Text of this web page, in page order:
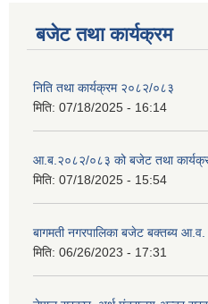
बजेट तथा कार्यक्रम
निति तथा कार्यक्रम २०८२/०८३
मिति: 07/18/2025 - 16:14
आ.ब.२०८२/०८३ को बजेट तथा
मिति: 07/18/2025 - 15:54
बागमती नगरपालिका बजेट बक्तब्य
मिति: 06/26/2023 - 17:31